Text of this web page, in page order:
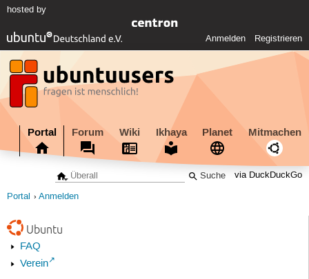
hosted by
Anmelden Registrieren
Portal Forum Wiki Ikhaya Planet Mitmachen
via DuckDuckGo
Portal Anmelden
Ubuntu
FAQ
Verein